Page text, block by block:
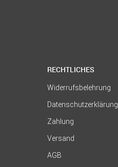
RECHTLICHES
Widerrufsbelehrung
Datenschutzerklärung
Zahlung
Versand
AGB